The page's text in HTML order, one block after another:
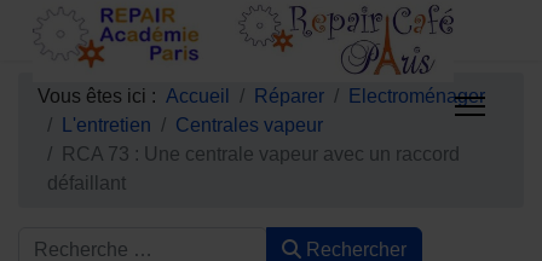
Vous êtes ici : Accueil Réparer
Electroménager
L'entretien
Centrales vapeur
RCA 73 : Une centrale vapeur avec un raccord
défaillant
Rechercher